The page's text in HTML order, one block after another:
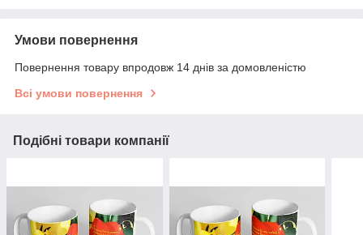
Умови повернення
Повернення товару впродовж 14 днів за домовленістю
Всі умови повернення
Подібні товари компанії